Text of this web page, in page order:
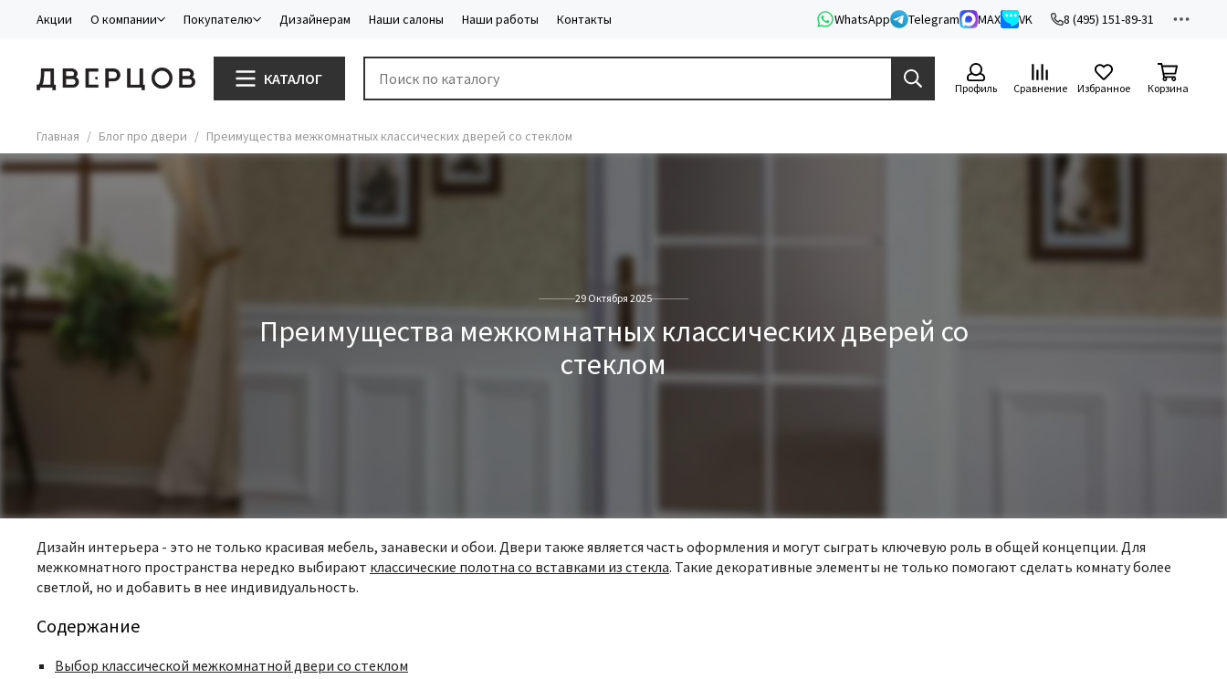
Акции О компании Покупателю Дизайнерам Наши салоны Наши работы Контакты WhatsApp Telegram MAX VK 8 (495) 151-89-31
КАТАЛОГ
Профиль Сравнение Избранное Корзина
Главная Блог про двери Преимущества межкомнатных классических дверей со стеклом
29 Октября 2025
Преимущества межкомнатных классических дверей со
стеклом
Дизайн интерьера - это не только красивая мебель, занавески и обои. Двери также является часть оформления и могут сыграть ключевую роль в общей концепции. Для
межкомнатного пространства нередко выбирают классические полотна со вставками из стекла. Такие декоративные элементы не только помогают сделать комнату более
светлой, но и добавить в нее индивидуальность.
Содержание
Выбор классической межкомнатной двери со стеклом